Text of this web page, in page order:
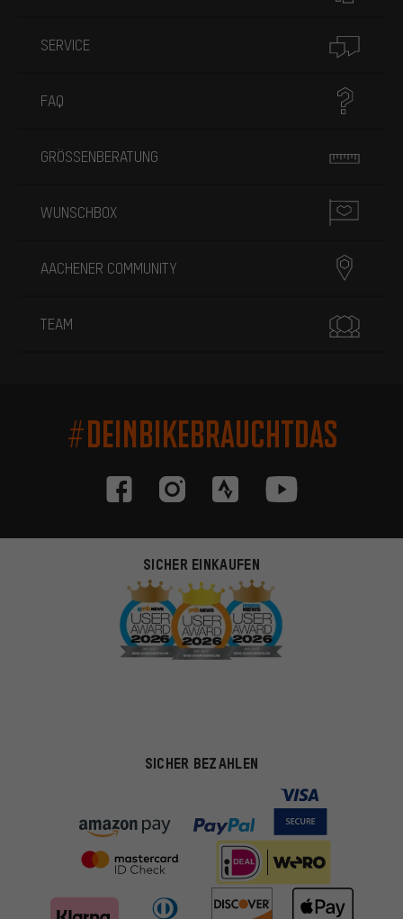
SERVICE
FAQ
GRÖSSENBERATUNG
WUNSCHBOX
AACHENER COMMUNITY
TEAM
#DEINBIKEBRAUCHTDAS
SICHER EINKAUFEN
SICHER BEZAHLEN